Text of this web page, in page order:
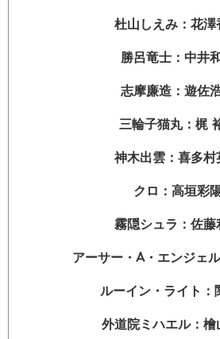
杜山しえみ：花澤
勝呂竜士：中井
志摩廉造：遊佐
三輪子猫丸：梶
神木出雲：喜多村
クロ：高垣彩
霧隠シュラ：佐藤
アーサー・A・エンジェ
ルーイン・ライト：
外道院ミハエル：檜